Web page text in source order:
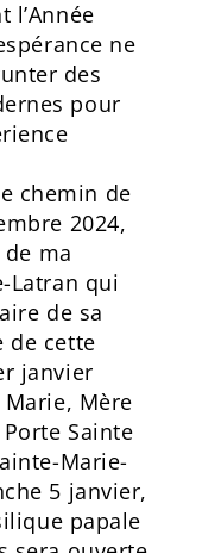
l’Année
ne
des
pour
chemin de
2024,
ma
Latran qui
de sa
de cette
janvier
Mère
Sainte
Marie-
5 janvier,
papale